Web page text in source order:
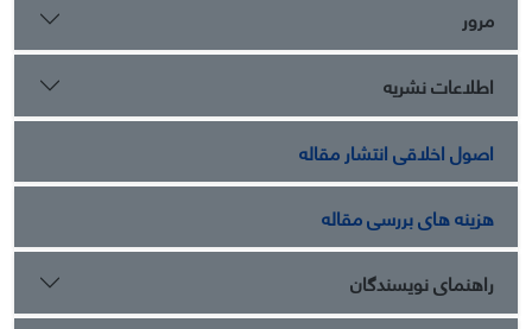
مرور
اطلاعات نشریه
اصول اخلاقی انتشار مقاله
هزینه های بررسی مقاله
راهنمای نویسندگان